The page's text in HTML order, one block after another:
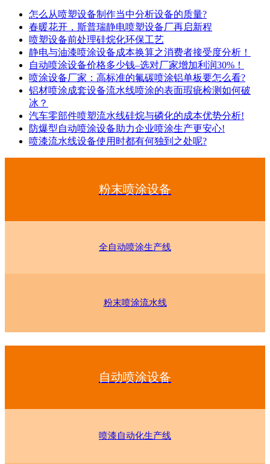
怎么从喷塑设备制作当中分析设备的质量?
春暖花开，斯普瑞静电喷塑设备厂再启新程
喷塑设备前处理硅烷化环保工艺
静电与油漆喷涂设备成本换算之消费者接受度分析！
自动喷涂设备价格多少钱–选对厂家增加利润30%！
喷涂设备厂家：高标准的氟碳喷涂铝单板要怎么看?
铝材喷涂成套设备流水线喷涂的表面瑕疵检测如何破
冰？
汽车零部件喷塑流水线硅烷与磷化的成本优势分析!
防爆型自动喷涂设备助力企业喷涂生产更安心!
喷漆流水线设备使用时都有何独到之处呢?
粉末喷涂设备
全自动喷涂生产线
粉末喷涂流水线
自动喷涂设备
喷漆自动化生产线